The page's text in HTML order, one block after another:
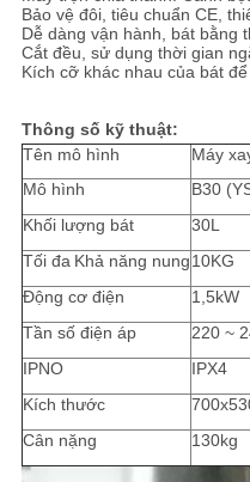
Bảo vệ đôi, tiêu chuẩn CE,
Dễ dàng vận hành, bát bằng
Cắt đều, sử dụng thời gian
Kích cỡ khác nhau của bát
Thông số kỹ thuật:
Tên mô hình
Máy
Mô hình
B30
Khối lượng bát
30L
Tối đa Khả năng nung10KG
Động cơ điện
1,5kW
Tần số điện áp
220 ~
IPNO
IPX4
Kích thước
Cân nặng
130kg